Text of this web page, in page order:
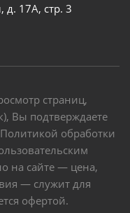
д. 17А, стр. 3
страниц,
Вы подтверждаете
обработки
на сайте — цена,
— служит для
офертой.